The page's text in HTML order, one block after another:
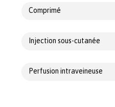
Comprimé
Injection sous-cutanée
Perfusion intraveineuse